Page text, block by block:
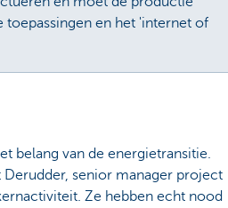
en het 'internet of
belang van de energietransitie.
senior manager project
Ze hebben echt nood